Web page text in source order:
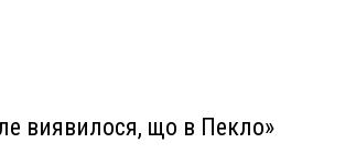
виявилося, що в Пекло»